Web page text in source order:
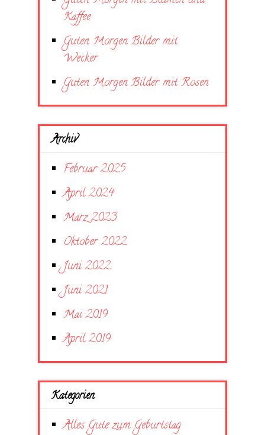
Kaffee
Guten Morgen Bilder mit
Wecker
Guten Morgen Bilder mit Rosen
Archiv
Februar 2025
April 2024
März 2023
Oktober 2022
Juni 2022
Juni 2021
Mai 2019
April 2019
Kategorien
Alles Gute zum Geburtstag